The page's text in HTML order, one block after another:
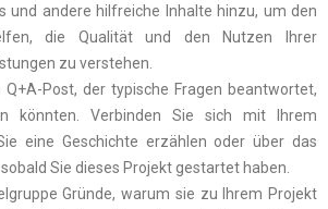
und andere hilfreiche Inhalte hinzu, um den
die Qualität und den Nutzen Ihrer
zu verstehen.
Q+A-Post, der typische Fragen beantwortet,
könnten. Verbinden Sie sich mit Ihrem
eine Geschichte erzählen oder über das
sobald Sie dieses Projekt gestartet haben.
Gründe, warum sie zu Ihrem Projekt